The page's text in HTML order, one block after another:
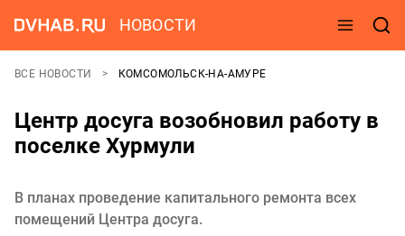
НОВОСТИ
ВСЕ НОВОСТИ КОМСОМОЛЬСК-НА-АМУРЕ
Центр досуга возобновил работу в
поселке Хурмули
В планах проведение капитального ремонта всех
помещений Центра досуга.